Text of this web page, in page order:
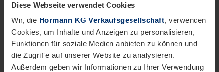
Diese Webseite verwendet Cookies
Wir, die Hörmann KG Verkaufsgesellschaft, verwenden
Cookies, um Inhalte und Anzeigen zu personalisieren,
Funktionen für soziale Medien anbieten zu können und
die Zugriffe auf unserer Website zu analysieren.
Außerdem geben wir Informationen zu Ihrer Verwendung